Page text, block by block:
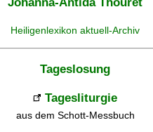
Heiligenlexikon aktuell-Archiv
Tageslosung
Tagesliturgie
aus dem Schott-Messbuch